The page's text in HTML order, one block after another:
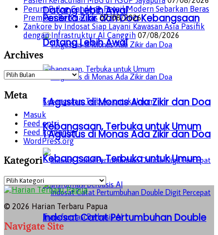
Datang Lebih Awal
1 Agustus di Monas Ada Zikir dan Doa
Kebangsaan, Terbuka untuk Umum
Indosat Catat Pertumbuhan Double
Peserta Zikir dan Doa Kebangsaan
Datang Lebih Awal
1 Agustus di Monas Ada Zikir dan Doa
Kebangsaan, Terbuka untuk Umum
Perum Bulog Gandeng Retail Modern Sebarkan Beras
Premium Berkualitas 07/08/2026
Zankore by Indosat Siap Layani Kawasan Asia Pasifik
dengan Infrastruktur AI Canggih 07/08/2026
Archives
Archives
Meta
Masuk
Feed entri
Feed komentar
WordPress.org
Kategori
Kategori
© 2026 Harian Terbaru Papua
Navigate Site